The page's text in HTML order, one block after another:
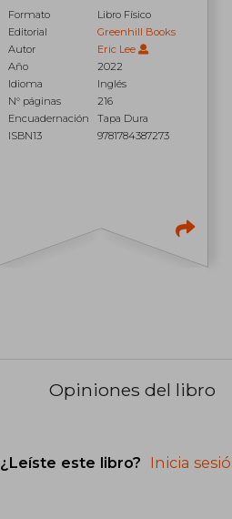
Formato
Libro Físico
Editorial
Greenhill Books
Autor
Eric Lee
Año
2022
Idioma
Inglés
N° páginas
216
Encuadernación
Tapa Dura
ISBN13
9781784387273
Opiniones del libro
¿Leíste este libro? Inicia